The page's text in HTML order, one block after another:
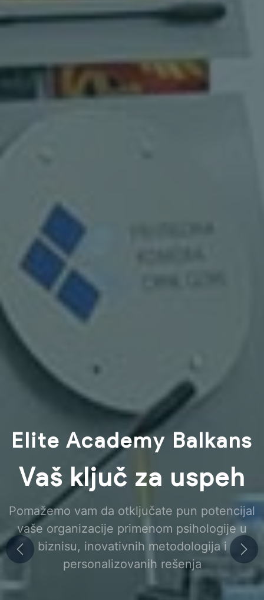
Elite Academy Balkans
Vaš ključ za uspeh
Pomažemo vam da otključate pun potencijal
vaše organizacije primenom psihologije u
biznisu, inovativnih metodologija i
personalizovanih rešenja
Previous Next